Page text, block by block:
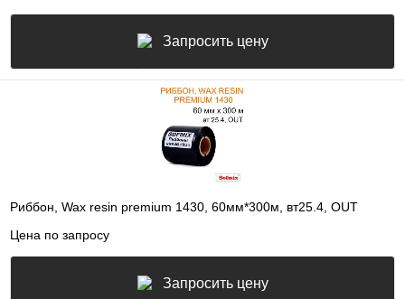
Запросить цену
Риббон, Wax resin premium 1430, 60мм*300м, вт25.4, OUT
Цена по запросу
Запросить цену